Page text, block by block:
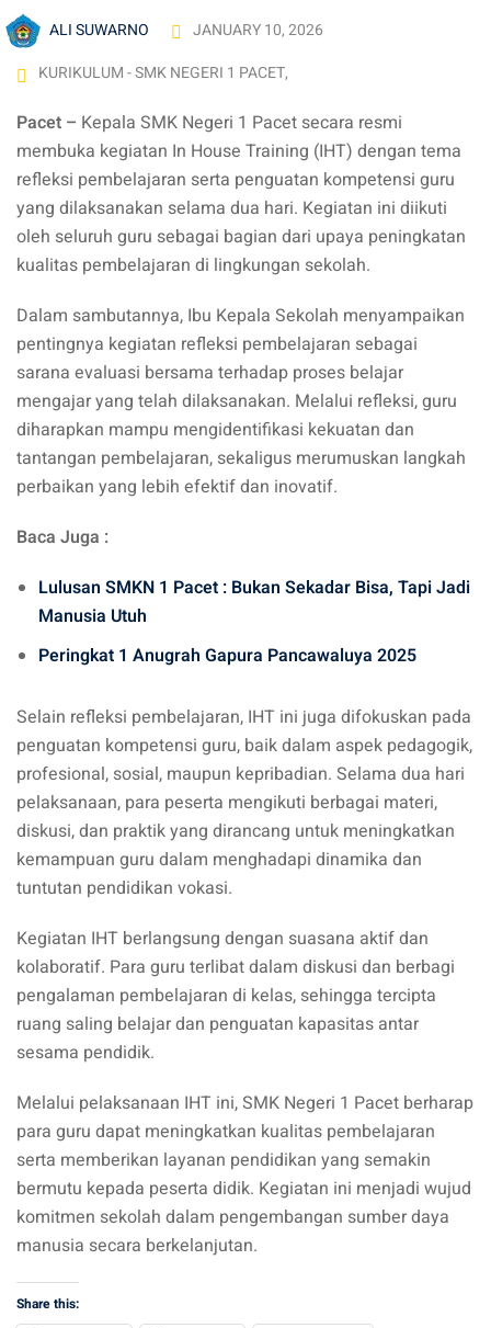
ALI SUWARNO
JANUARY 10, 2026
KURIKULUM - SMK NEGERI 1 PACET,
Pacet – Kepala SMK Negeri 1 Pacet secara resmi
membuka kegiatan In House Training (IHT) dengan tema
refleksi pembelajaran serta penguatan kompetensi guru
yang dilaksanakan selama dua hari. Kegiatan ini diikuti
oleh seluruh guru sebagai bagian dari upaya peningkatan
kualitas pembelajaran di lingkungan sekolah.
Dalam sambutannya, Ibu Kepala Sekolah menyampaikan
pentingnya kegiatan refleksi pembelajaran sebagai
sarana evaluasi bersama terhadap proses belajar
mengajar yang telah dilaksanakan. Melalui refleksi, guru
diharapkan mampu mengidentifikasi kekuatan dan
tantangan pembelajaran, sekaligus merumuskan langkah
perbaikan yang lebih efektif dan inovatif.
Baca Juga :
Lulusan SMKN 1 Pacet : Bukan Sekadar Bisa, Tapi Jadi
Manusia Utuh
Peringkat 1 Anugrah Gapura Pancawaluya 2025
Selain refleksi pembelajaran, IHT ini juga difokuskan pada
penguatan kompetensi guru, baik dalam aspek pedagogik,
profesional, sosial, maupun kepribadian. Selama dua hari
pelaksanaan, para peserta mengikuti berbagai materi,
diskusi, dan praktik yang dirancang untuk meningkatkan
kemampuan guru dalam menghadapi dinamika dan
tuntutan pendidikan vokasi.
Kegiatan IHT berlangsung dengan suasana aktif dan
kolaboratif. Para guru terlibat dalam diskusi dan berbagi
pengalaman pembelajaran di kelas, sehingga tercipta
ruang saling belajar dan penguatan kapasitas antar
sesama pendidik.
Melalui pelaksanaan IHT ini, SMK Negeri 1 Pacet berharap
para guru dapat meningkatkan kualitas pembelajaran
serta memberikan layanan pendidikan yang semakin
bermutu kepada peserta didik. Kegiatan ini menjadi wujud
komitmen sekolah dalam pengembangan sumber daya
manusia secara berkelanjutan.
Share this: